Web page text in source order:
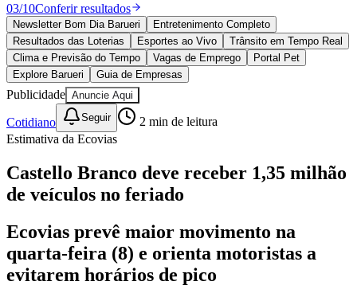
Esportes
Saúde
Segurança
Cultura
Meio Ambiente
Obras
Educação
Bairros de Barueri
AldeiaAldeia da SerraAldeia de Barueri
Vista
Califórnia Carapicuíba Centro Chácaras MarcoCidades da
RegiãoCotia Cruz Preta Engenho NovoFazenda
MilitarItapeviJandira Jardim AudirJardim BelvalJardim
Califórnia
Jardim dos Altos Jardim dos Camargos
EsperançaJardim GrazielaJardim IracemaJardim Itaquiti
03/10Conferir resultados
Newsletter Bom Dia Barueri
Entretenimento Completo
Resultados das Loterias
Esportes ao Vivo
Trânsito em Tempo Real
Clima e Previsão do Tempo
Vagas de Emprego
Portal Pet
Explore Barueri
Guia de Empresas
Publicidade Anuncie Aqui
Cotidiano Seguir 2 min de leitura
Estimativa da Ecovias
Castello Branco deve receber 1,35 milhão
de veículos no feriado
Ecovias prevê maior movimento na
quarta-feira (8) e orienta motoristas a
evitarem horários de pico